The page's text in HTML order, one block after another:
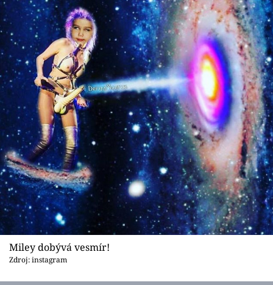
Miley dobývá vesmír!
Zdroj: instagram